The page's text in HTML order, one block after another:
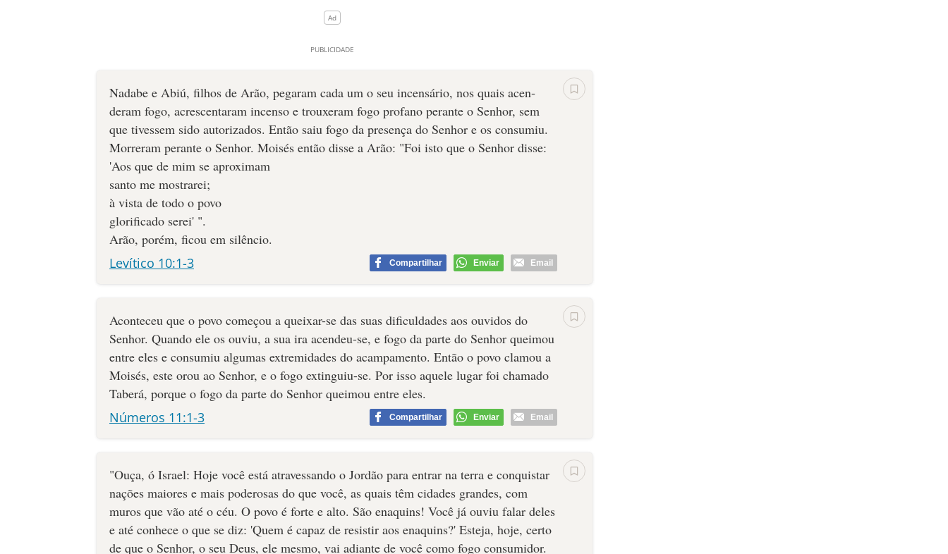
Nadabe e Abiú, filhos de Arão, pe­garam cada um o seu incensário, nos quais acen­
deram fogo, acrescentaram incenso e trou­xeram fogo profano perante o Senhor, sem
que tivessem sido autorizados. Então saiu fogo da presença do Senhor e os consumiu.
Morreram perante o Senhor. Moisés então disse a Arão: "Foi isto que o Senhor disse:
'Aos que de mim se aproximam
santo me mostrarei;
à vista de todo o povo
glorificado serei' ".
Arão, porém, ficou em silêncio.
Levítico 10:1-3
Compartilhar Enviar Email
Aconteceu que o povo começou a queixar-se das suas dificuldades aos ouvidos do
Senhor. Quando ele os ouviu, a sua ira acendeu-se, e fogo da parte do Senhor queimou
entre eles e consumiu algumas extremidades do acampamento. Então o povo clamou a
Moisés, este orou ao Senhor, e o fogo extinguiu-se. Por isso aquele lugar foi chamado
Taberá, porque o fogo da parte do Senhor queimou entre eles.
Números 11:1-3
Compartilhar Enviar Email
"Ouça, ó Israel: Hoje você está atravessando o Jordão para entrar na terra e conquistar
nações maiores e mais poderosas do que você, as quais têm cidades grandes, com
muros que vão até o céu. O povo é forte e alto. São enaquins! Você já ouviu falar deles
e até conhece o que se diz: 'Quem é capaz de resistir aos enaquins?' Esteja, hoje, certo
de que o Senhor, o seu Deus, ele mesmo, vai adiante de você como fogo consumidor.